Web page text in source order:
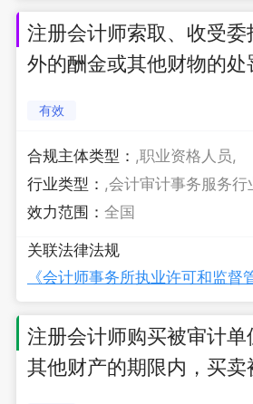
注册会计师索取、收受委
外的酬金或其他财物的处
有效
合规主体类型： ,职业资格人员,
行业类型： ,会计审计事务服务行
效力范围： 全国
关联法律法规
注册会计师购买被审计单
其他财产的期限内，买卖